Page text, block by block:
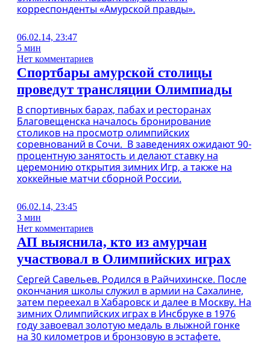
корреспонденты «Амурской правды».
06.02.14, 23:47
5 мин
Нет комментариев
Спортбары амурской столицы
проведут трансляции Олимпиады
В спортивных барах, пабах и ресторанах
Благовещенска началось бронирование
столиков на просмотр олимпийских
соревнований в Сочи. В заведениях ожидают 90-
процентную занятость и делают ставку на
церемонию открытия зимних Игр, а также на
хоккейные матчи сборной России.
06.02.14, 23:45
3 мин
Нет комментариев
АП выяснила, кто из амурчан
участвовал в Олимпийских играх
Сергей Савельев. Родился в Райчихинске. После
окончания школы служил в армии на Сахалине,
затем переехал в Хабаровск и далее в Москву. На
зимних Олимпийских играх в Инсбруке в 1976
году завоевал золотую медаль в лыжной гонке
на 30 километров и бронзовую в эстафете.